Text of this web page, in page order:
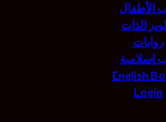
الأطفال
الذات
روايات
إسلامية
English
Login